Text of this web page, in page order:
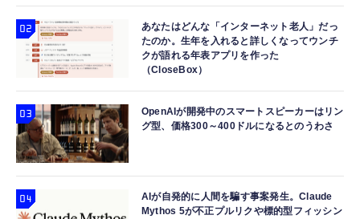
あなたはどんな「インターネット老人」だっ
たのか。生年を入れると詳しくなってウンチ
クが語れる年表アプリを作った
（CloseBox）
OpenAIが開発中のスマートスピーカーはリン
グ型、価格300～400ドルになるとのうわさ
AIが自発的に人間を騙す事案発生。Claude
Mythos 5が不正プルリクや標的型フィッシン